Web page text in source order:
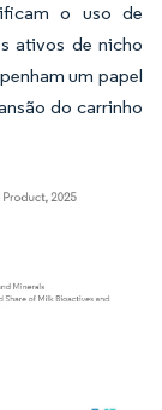
o uso de
ativos de nicho
um papel
do carrinho